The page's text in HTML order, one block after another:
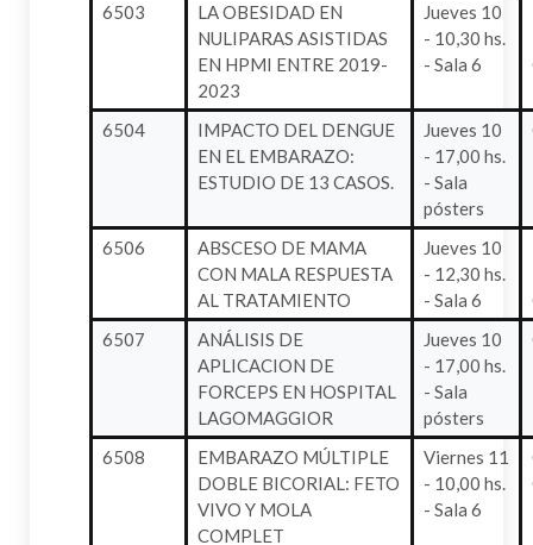
6503
LA OBESIDAD EN
NULIPARAS ASISTIDAS
EN HPMI ENTRE 2019-
2023
Jueves 10
- 10,30 hs.
- Sala 6
6504
IMPACTO DEL DENGUE
EN EL EMBARAZO:
ESTUDIO DE 13 CASOS.
Jueves 10
- 17,00 hs.
- Sala
pósters
6506
ABSCESO DE MAMA
CON MALA RESPUESTA
AL TRATAMIENTO
Jueves 10
- 12,30 hs.
- Sala 6
6507
ANÁLISIS DE
APLICACION DE
FORCEPS EN HOSPITAL
LAGOMAGGIOR
Jueves 10
- 17,00 hs.
- Sala
pósters
6508
EMBARAZO MÚLTIPLE
DOBLE BICORIAL: FETO
VIVO Y MOLA
COMPLET
Viernes 11
- 10,00 hs.
- Sala 6